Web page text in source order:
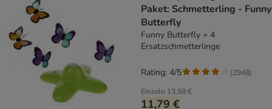
Paket: Schmetterling - Funny
Butterfly
Funny Butterfly + 4
Ersatzschmetterlinge
Einzeln 13,58 €
11,79 €
Rating: 4/5 (2948)